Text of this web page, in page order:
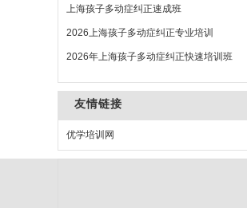
上海孩子多动症纠正速成班
2026上海孩子多动症纠正专业培训
2026年上海孩子多动症纠正快速培训班
友情链接
优学培训网